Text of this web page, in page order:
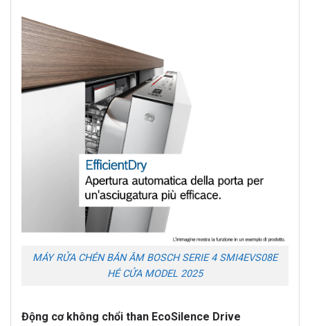
MÁY RỬA CHÉN BÁN ÂM BOSCH SERIE 4 SMI4EVS08E
HÉ CỬA MODEL 2025
Động cơ không chổi than EcoSilence Drive